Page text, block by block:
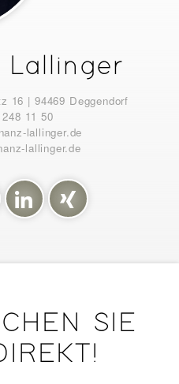
Lallinger
16 | 94469 Deggendorf
11 50
lallinger.de
lallinger.de
SIE